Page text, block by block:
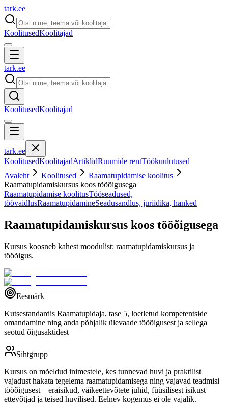
tark.ee
KoolitusedKoolitajad
tark.ee
KoolitusedKoolitajad
tark.ee
KoolitusedKoolitajadArtiklidRuumide rentTöökuulutused
Avaleht
Koolitused
Raamatupidamise koolitus
Raamatupidamiskursus koos tööõigusega
Raamatupidamise koolitusTööseadused,
töövaidlusRaamatupidamineSeadusandlus, juriidika, hanked
Raamatupidamiskursus koos tööõigusega
Kursus koosneb kahest moodulist: raamatupidamiskursus ja
tööõigus.
Eesmärk
Kutsestandardis Raamatupidaja, tase 5, loetletud kompetentside
omandamine ning anda põhjalik ülevaade tööõigusest ja sellega
seotud õigusaktidest
Sihtgrupp
Kursus on mõeldud inimestele, kes tunnevad huvi ja praktilist
vajadust hakata tegelema raamatupidamisega ning vajavad teadmisi
tööõigusest – eraisikud, väikeettevõtete juhid, füüsilisest isikust
ettevõtjad ja teised huvilised. Eelnev kogemus ei ole vajalik.